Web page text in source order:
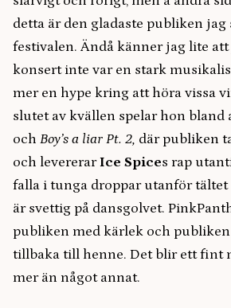
detta är den gladaste publiken jag
festivalen. Ändå känner jag lite
konsert inte var en stark
mer en hype kring att höra vissa
slutet av kvällen spelar hon bland
och Boy’s a liar Pt. 2, där publiken
och levererarIce Spices rap
falla i tunga droppar utanför
är svettig på dansgolvet.
publiken med kärlek och
tillbaka till henne. Det blir ett fint
mer än något annat.